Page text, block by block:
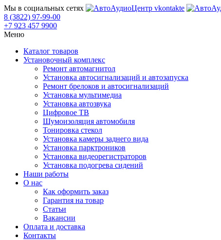
Мы в социальных сетях
8 (3822) 97-99-00
+7 923 457 9900
Меню
Каталог товаров
Установочный комплекс
Ремонт автомагнитол
Установка автосигнализаций и автозапуска
Ремонт брелоков и автосигнализаций
Установка мультимедиа
Установка автозвука
Цифровое ТВ
Шумоизоляция автомобиля
Тонировка стекол
Установка камеры заднего вида
Установка парктроников
Установка видеорегистраторов
Установка подогрева сидений
Наши работы
О нас
Как оформить заказ
Гарантия на товар
Статьи
Вакансии
Оплата и доставка
Контакты